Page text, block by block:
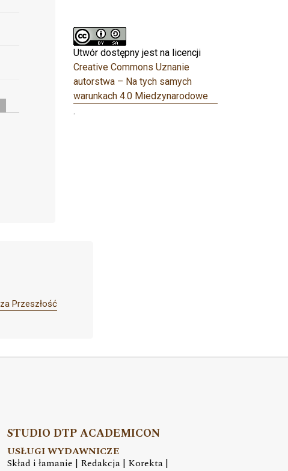
Utwór dostępny jest na licencji
Creative Commons Uznanie
autorstwa – Na tych samych
warunkach 4.0 Miedzynarodowe
.
Przeszłość
STUDIO DTP ACADEMICON
USŁUGI WYDAWNICZE
Skład i łamanie | Redakcja | Korekta |